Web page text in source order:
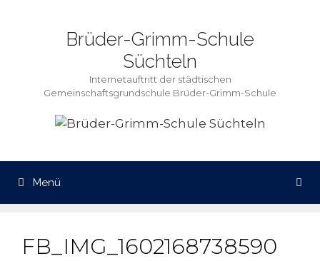
Brüder-Grimm-Schule
Süchteln
Internetauftritt der städtischen
Gemeinschaftsgrundschule Brüder-Grimm-Schule
Menü
FB_IMG_1602168738590